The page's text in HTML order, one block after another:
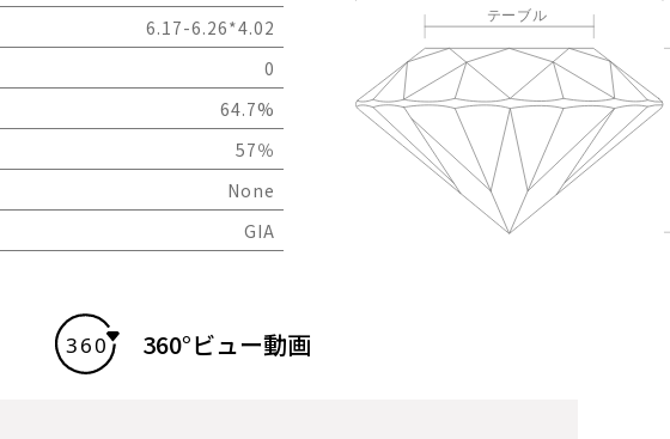
6.17-6.26*4.02
0
64.7%
57％
None
GIA
360°ビュー動画